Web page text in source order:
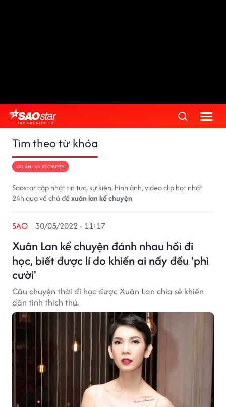
Tìm theo từ khóa
#XUÂN LAN KỂ CHUYỆN
Saostar cập nhật tin tức, sự kiện, hình ảnh, video clip hot nhất
24h qua về chủ đềxuân lan kể chuyện
Xuân Lan kể chuyện đánh nhau hồi đi
học, biết được lí do khiến ai nấy đều 'phì
cười'
SAO 30/05/2022 - 11:17
Câu chuyện thời đi học được Xuân Lan chia sẻ khiến
dân tình thích thú.